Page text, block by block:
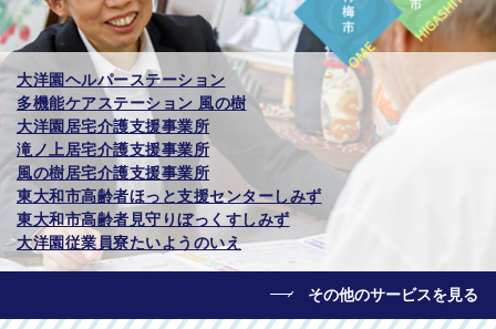
大洋園ヘルパーステーション
多機能ケアステーション 風の樹
大洋園居宅介護支援事業所
滝ノ上居宅介護支援事業所
風の樹居宅介護支援事業所
東大和市高齢者ほっと支援センターしみず
東大和市高齢者見守りぼっくすしみず
大洋園従業員寮たいようのいえ
その他のサービスを見る